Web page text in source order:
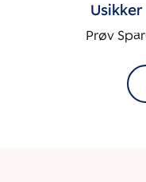
Prøv